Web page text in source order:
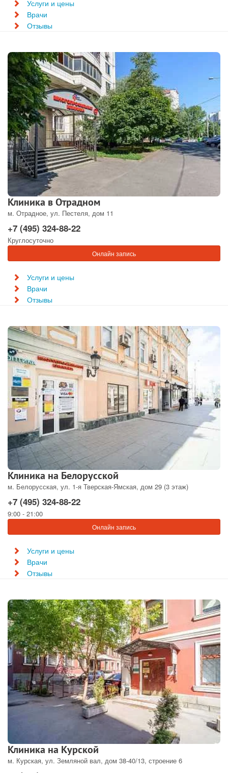
Услуги и цены
Врачи
Отзывы
Клиника в Отрадном
м. Отрадное, ул. Пестеля, дом 11
+7 (495) 324-88-22
Круглосуточно
Онлайн запись
Услуги и цены
Врачи
Отзывы
Клиника на Белорусской
м. Белорусская, ул. 1-я Тверская-Ямская, дом 29 (3 этаж)
+7 (495) 324-88-22
9:00 - 21:00
Онлайн запись
Услуги и цены
Врачи
Отзывы
Клиника на Курской
м. Курская, ул. Земляной вал, дом 38-40/13, строение 6